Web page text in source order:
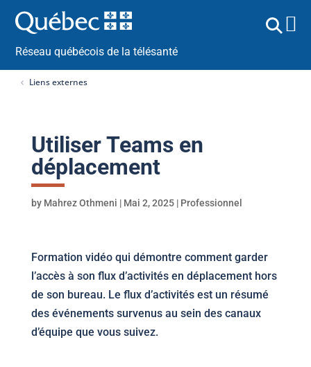
Réseau québécois de la télésanté
Liens externes
Utiliser Teams en
déplacement
by Mahrez Othmeni | Mai 2, 2025| Professionnel
Formation vidéo qui démontre comment garder
l’accès à son flux d’activités en déplacement hors
de son bureau. Le flux d’activités est un résumé
des événements survenus au sein des canaux
d’équipe que vous suivez.